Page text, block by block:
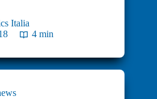
Italia
4 min